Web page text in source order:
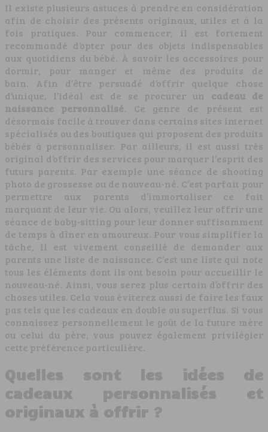
Il existe plusieurs astuces à prendre en considération
afin de choisir des présents originaux, utiles et à la
fois pratiques. Pour commencer, il est fortement
recommandé d’opter pour des objets indispensables
aux quotidiens du bébé. À savoir les accessoires pour
dormir, pour manger et même des produits de
bain. Afin d’être persuadé d’offrir quelque chose
d’unique, l’idéal est de se procurer un cadeau de
naissance personnalisé . Ce genre de présent est
désormais facile à trouver dans certains sites internet
spécialisés ou des boutiques qui proposent des produits
bébés à personnaliser. Par ailleurs, il est aussi très
original d’offrir des services pour marquer l’esprit des
futurs parents. Par exemple une séance de shooting
photo de grossesse ou de nouveau-né. C’est parfait pour
permettre aux parents d’immortaliser ce fait
marquant de leur vie. Ou alors, veuillez leur offrir une
séance de baby-sitting pour leur donner suffisamment
de temps à dîner en amoureux. Pour vous simplifier la
tâche, il est vivement conseillé de demander aux
parents une liste de naissance. C’est une liste qui note
tous les éléments dont ils ont besoin pour accueillir le
nouveau-né. Ainsi, vous serez plus certain d’offrir des
choses utiles. Cela vous éviterez aussi de faire les faux
pas tels que les cadeaux en double ou superflus. Si vous
connaissez personnellement le goût de la future mère
ou celui du père, vous pouvez également privilégier
cette préférence particulière.
Quelles sont les idées de
cadeaux personnalisés et
originaux à offrir ?